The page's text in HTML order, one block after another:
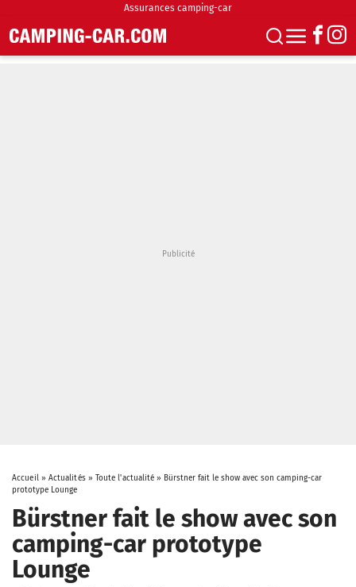
Assurances camping-car
Accueil» Actualités» Toute l'actualité » Bürstner fait le show avec son camping-car
prototype Lounge
Bürstner fait le show avec son
camping-car prototype
Lounge